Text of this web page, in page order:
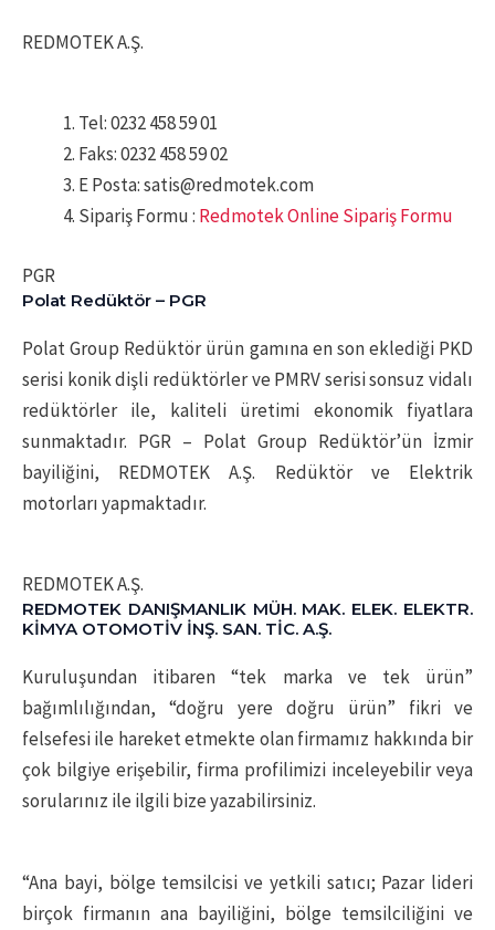
REDMOTEK A.Ş.
Tel: 0232 458 59 01
Faks: 0232 458 59 02
E Posta: satis@redmotek.com
Sipariş Formu : Redmotek Online Sipariş Formu
PGR
Polat Redüktör – PGR
Polat Group Redüktör ürün gamına en son eklediği PKD
serisi konik dişli redüktörler ve PMRV serisi sonsuz vidalı
redüktörler ile, kaliteli üretimi ekonomik fiyatlara
sunmaktadır. PGR – Polat Group Redüktör’ün İzmir
bayiliğini, REDMOTEK A.Ş. Redüktör ve Elektrik
motorları yapmaktadır.
REDMOTEK A.Ş.
REDMOTEK DANIŞMANLIK MÜH. MAK. ELEK. ELEKTR.
KİMYA OTOMOTİV İNŞ. SAN. TİC. A.Ş.
Kuruluşundan itibaren “tek marka ve tek ürün”
bağımlılığından, “doğru yere doğru ürün” fikri ve
felsefesi ile hareket etmekte olan firmamız hakkında bir
çok bilgiye erişebilir, firma profilimizi inceleyebilir veya
sorularınız ile ilgili bize yazabilirsiniz.
“Ana bayi, bölge temsilcisi ve yetkili satıcı; Pazar lideri
birçok firmanın ana bayiliğini, bölge temsilciliğini ve